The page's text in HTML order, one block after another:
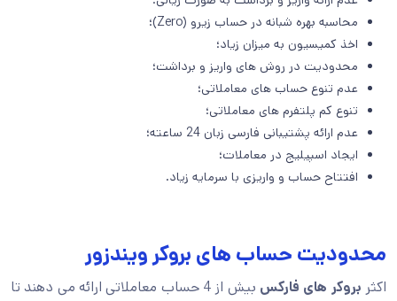
محاسبه بهره شبانه در حساب زیرو (Zero)؛
اخذ کمیسیون به میزان زیاد؛
محدودیت در روش های واریز و برداشت؛
عدم تنوع حساب های معاملاتی؛
تنوع کم پلتفرم های معاملاتی؛
عدم ارائه پشتیبانی فارسی زبان 24 ساعته؛
ایجاد اسپیلیج در معاملات؛
افتتاح حساب و واریزی با سرمایه زیاد.
محدودیت حساب های بروکر ویندزور
اکثر بروکر های فارکس
بیش از 4 حساب معاملاتی ارائه می دهند تا